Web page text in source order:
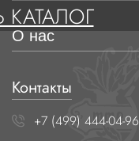
КАТАЛОГ
О нас
Контакты
+7 (499) 444-04-96